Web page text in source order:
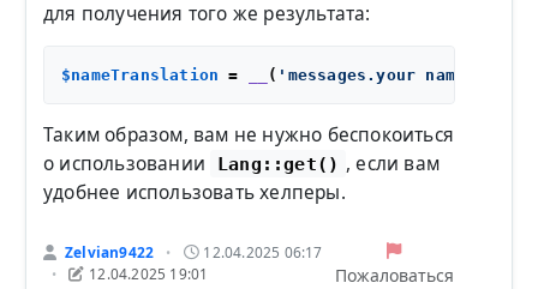
для получения того же результата:
$nameTranslation = ( 'messages.your name'
Таким образом, вам не нужно беспокоиться
о использовании
Lang::get() , если вам
удобнее использовать хелперы.
Zelvian9422 • 12.04.2025 06:17
• 12.04.2025 19:01 Пожаловаться